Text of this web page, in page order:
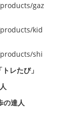
gaz
kid
shi
レたび」
の達人